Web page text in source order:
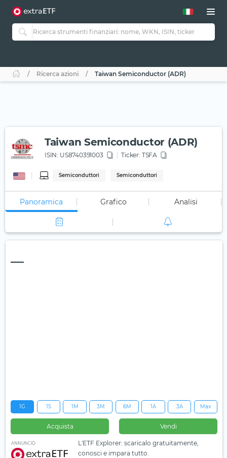
Ricerca azioni Taiwan Semiconductor (ADR)
Taiwan Semiconductor (ADR)
ISIN: US8740391003 Ticker: TSFA
Semiconduttori Semiconduttori
Panoramica Grafico Analisi
—
1G 1S 1M 3M 6M 1A 3A Max
Acquista Vendi
ANNUNCIO
L'ETF Explorer: scaricalo gratuitamente,
conosci e impara tutto.